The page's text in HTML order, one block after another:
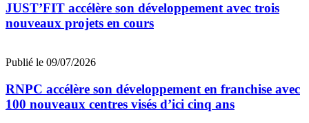
JUST’FIT accélère son développement avec trois
nouveaux projets en cours
Publié le 09/07/2026
RNPC accélère son développement en franchise avec
100 nouveaux centres visés d’ici cinq ans